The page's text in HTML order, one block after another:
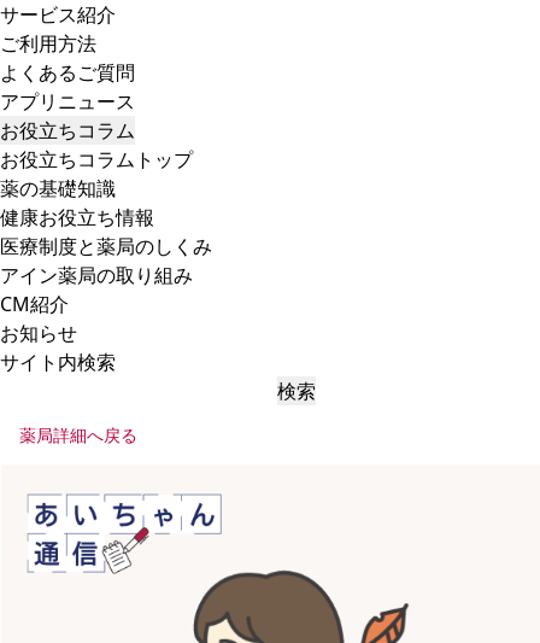
サービス紹介
ご利用方法
よくあるご質問
アプリニュース
お役立ちコラム
お役立ちコラムトップ
薬の基礎知識
健康お役立ち情報
医療制度と薬局のしくみ
アイン薬局の取り組み
CM紹介
お知らせ
サイト内検索
検索
薬局詳細へ戻る